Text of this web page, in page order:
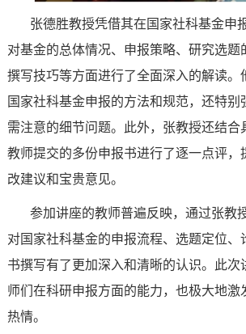
张德胜教授凭借其在国家社科基金申
对基金的总体情况、申报策略、研究选题
撰写技巧等方面进行了全面深入的解读。
国家社科基金申报的方法和规范，还特别
需注意的细节问题。此外，张教授还结合
教师提交的多份申报书进行了逐一点评，
改建议和宝贵意见。
参加讲座的教师普遍反映，通过张教
对国家社科基金的申报流程、选题定位、
书撰写有了更加深入和清晰的认识。此次
师们在科研申报方面的能力，也极大地激
热情。